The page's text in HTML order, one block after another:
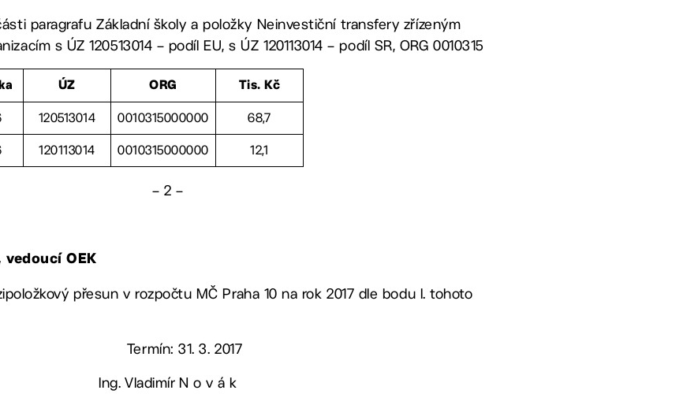
paragrafu Základní školy a položky Neinvestiční transfery zřízeným
s ÚZ 120513014 – podíl EU, s ÚZ 120113014 – podíl SR, ORG 0010315
ÚZ ORG Tis. Kč
120513014 0010315000000 68,7
120113014 0010315000000 12,1
– 2 –
vedoucí OEK
přesun v rozpočtu MČ Praha 10 na rok 2017 dle bodu I. tohoto
Termín: 31. 3. 2017
Ing. Vladimír N o v á k